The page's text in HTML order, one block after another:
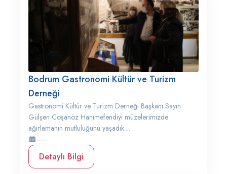
Bodrum Gastronomi Kültür ve Turizm
Derneği
Gastronomi Kültür ve Turizm Derneği Başkanı Sayın
Gülşen Coşanöz Hanımefendiyi müzelerimizde
ağırlamanın mutluluğunu yaşadık....
-----
Detaylı Bilgi